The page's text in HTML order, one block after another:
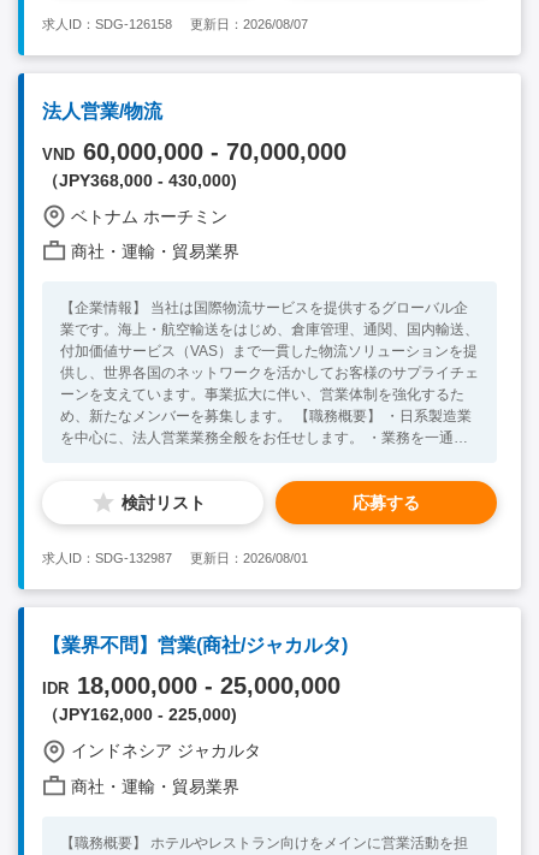
求人ID：SDG-126158 更新日：2026/08/07
法人営業/物流
VND 60,000,000 - 70,000,000
（JPY368,000 - 430,000)
ベトナム ホーチミン
商社・運輸・貿易業界
【企業情報】 当社は国際物流サービスを提供するグローバル企
業です。海上・航空輸送をはじめ、倉庫管理、通関、国内輸送、
付加価値サービス（VAS）まで一貫した物流ソリューションを提
供し、世界各国のネットワークを活かしてお客様のサプライチェ
ーンを支えています。事業拡大に伴い、営業体制を強化するた
め、新たなメンバーを募集します。 【職務概要】 ・日系製造業
を中心に、法人営業業務全般をお任せします。 ・業務を一通り
・日系企業向けに、顧客からの問い合わせ対応、航空輸送、海上
輸送等ニーズに合わせた最適な物流プランの提案。 ・顧客のニ
ーズに合わせて＋＠のサービスができるように取り組みます。
グローバルネットワークを活かした幅広い物流サービスを提案で
きる環境です。 営業からオペレーションまで一連の物流プロセ
スに携わることができるため、海外物流・サプライチェーンに関
する専門知識を身につけられます。 社内外の多くの関係者と連
携しながら、提案力・調整力を磨ける環境です。 【必須条件】
・大学卒業以上 ・物流業界もしくは製造業で輸出に関する業務
経験 ・フォワーディングの知識（見積書や発注書の内容が理解
できる） ・英語日常会話レベル以上（業務、社内コミュニケー
ションで使用） 【尚可条件】 ・物流業界での就業経験をお持ち
の方 ・現在ベトナム国内にお住いの方
検討リスト 応募する
求人ID：SDG-132987 更新日：2026/08/01
【業界不問】営業(商社/ジャカルタ)
IDR 18,000,000 - 25,000,000
（JPY162,000 - 225,000)
インドネシア ジャカルタ
商社・運輸・貿易業界
【職務概要】 ホテルやレストラン向けをメインに営業活動を担